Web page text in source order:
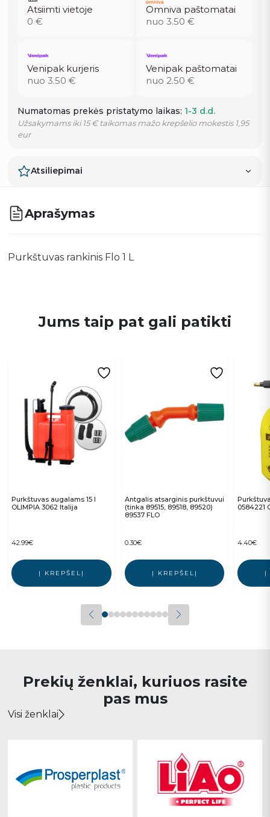
Atsiimti vietoje
0 €
Omniva paštomatai
nuo 3.50 €
Venipak kurjeris
nuo 3.50 €
Venipak paštomatai
nuo 2.50 €
Numatomas prekės pristatymo laikas: 1-3 d.d.
Užsakymams iki 15 € taikomas mažo krepšelio mokestis 1,95
eur
Atsiliepimai
Aprašymas
Purkštuvas rankinis Flo 1 L
Jums taip pat gali patikti
Purkštuvas augalams 15 l
OLIMPIA 3062 Italija
42.99€
Į KREPŠELĮ
Antgalis atsarginis purkštuvui
(tinka 89515, 89518, 89520)
89537 FLO
0.30€
Į KREPŠELĮ
0584221
4.40€
Į
Prekių ženklai, kuriuos rasite
pas mus
Visi ženklai